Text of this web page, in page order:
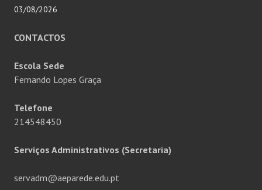
03/08/2026
CONTACTOS
Escola Sede
Fernando Lopes Graça
Telefone
214548450
Serviços Administrativos (Secretaria)
servadm@aeparede.edu.pt